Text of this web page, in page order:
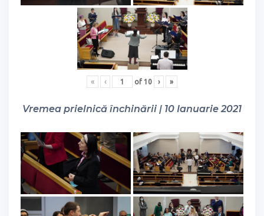
« ‹ of 10 › »
Vremea prielnică închinării | 10 Ianuarie 2021